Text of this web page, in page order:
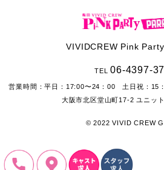
VIVIDCREW Pink
TEL06-4397-
営業時間：平日：17:00〜24：00 土日祝：15
大阪市北区堂山町17-2 ユニッ
© 2022 VIVID CREW